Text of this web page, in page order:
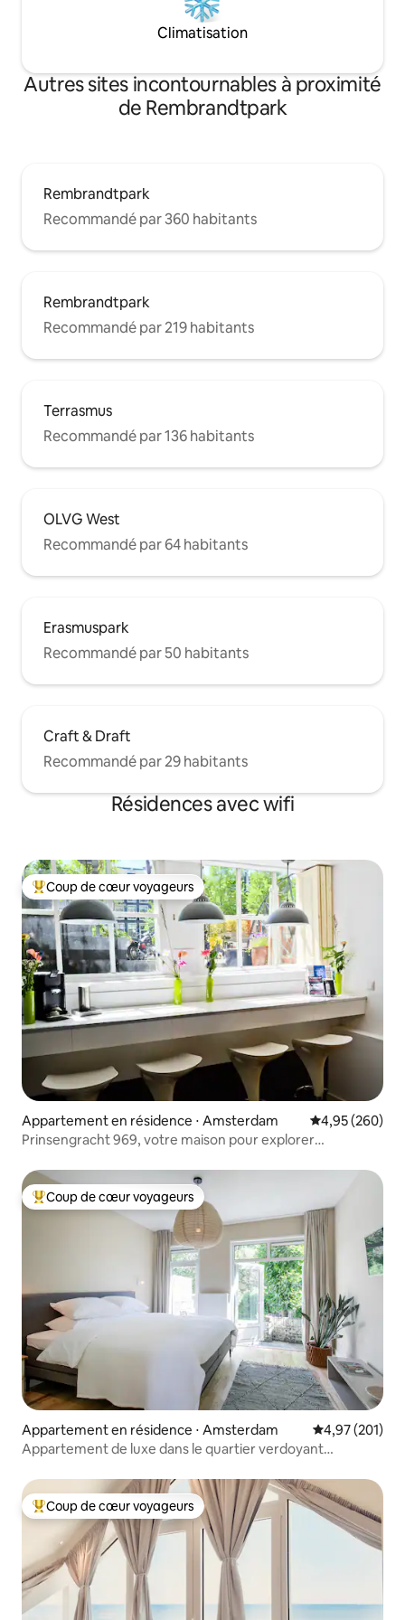
Climatisation
Autres sites incontournables à proximité
de Rembrandtpark
Rembrandtpark
Recommandé par 360 habitants
Rembrandtpark
Recommandé par 219 habitants
Terrasmus
Recommandé par 136 habitants
OLVG West
Recommandé par 64 habitants
Erasmuspark
Recommandé par 50 habitants
Craft & Draft
Recommandé par 29 habitants
Résidences avec wifi
Coups de cœur voyageurs les plus appréciés
Coup de cœur voyageurs
Appartement en résidence ⋅ Amsterdam Évaluation
4,95 (260)
Prinsengracht 969, votre maison pour explorer
Coups de cœur voyageurs les plus appréciés
Coup de cœur voyageurs
Appartement en résidence ⋅ Amsterdam Évaluation
4,97 (201)
Appartement de luxe dans le quartier verdoyant
Coups de cœur voyageurs les plus appréciés
Coup de cœur voyageurs